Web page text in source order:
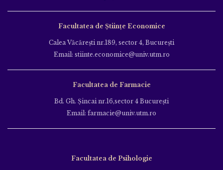
Facultatea de Științe Economice
Calea Văcăreşti nr.189, sector 4, Bucureşti
Email: stiinte.economice@univ.utm.ro
Facultatea de Farmacie
Bd. Gh. Şincai nr.16,sector 4 Bucureşti
Email: farmacie@univ.utm.ro
Facultatea de Psihologie